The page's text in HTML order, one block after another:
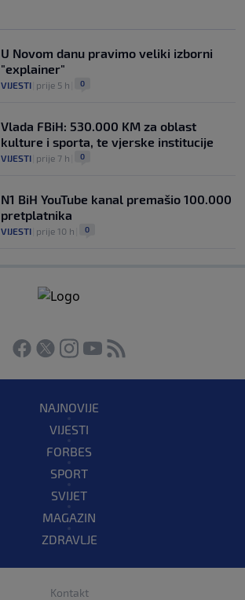
U Novom danu pravimo veliki izborni
"explainer"
VIJESTI prije 5 h 0
Vlada FBiH: 530.000 KM za oblast
kulture i sporta, te vjerske institucije
VIJESTI prije 7 h 0
N1 BiH YouTube kanal premašio 100.000
pretplatnika
VIJESTI prije 10 h 0
NAJNOVIJE
VIJESTI
FORBES
SPORT
SVIJET
MAGAZIN
ZDRAVLJE
Kontakt